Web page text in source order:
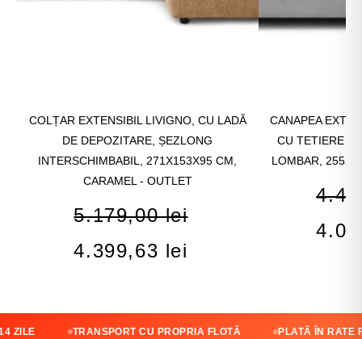
COLȚAR EXTENSIBIL LIVIGNO, CU LADĂ
DE DEPOZITARE, ȘEZLONG
INTERSCHIMBABIL, 271X153X95 CM,
CARAMEL - OUTLET
5.179,00 lei
4.399,63 lei
CANAPEA
CU TETIERE
LOMBAR,
TRANSPORT CU PROPRIA FLOTĂ PLATĂ ÎN RATE FĂRĂ